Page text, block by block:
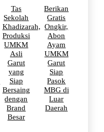
Tas
Sekolah
Khadizarah,
Produksi
UMKM
Asli
Garut
yang
Siap
Bersaing
dengan
Brand
Besar
Berikan
Gratis
Ongkir,
Abon
Ayam
UMKM
Garut
Siap
Pasok
MBG di
Luar
Daerah